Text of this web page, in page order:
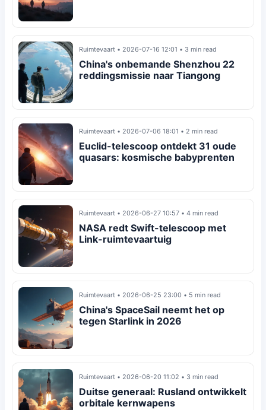
Ruimtevaart • 2026-07-16 12:01 • 3 min read
China's onbemande Shenzhou 22
reddingsmissie naar Tiangong
Ruimtevaart • 2026-07-06 18:01 • 2 min read
Euclid-telescoop ontdekt 31 oude
quasars: kosmische babyprenten
Ruimtevaart • 2026-06-27 10:57 • 4 min read
NASA redt Swift-telescoop met
Link-ruimtevaartuig
Ruimtevaart • 2026-06-25 23:00 • 5 min read
China's SpaceSail neemt het op
tegen Starlink in 2026
Ruimtevaart • 2026-06-20 11:02 • 3 min read
Duitse generaal: Rusland ontwikkelt
orbitale kernwapens